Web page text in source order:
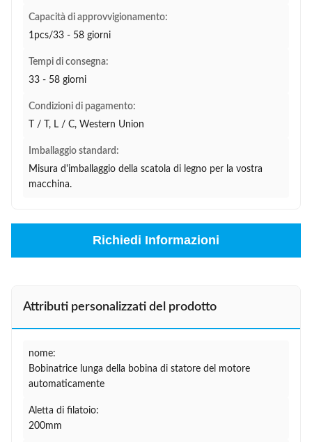
Capacità di approvvigionamento:
1pcs/33 - 58 giorni
Tempi di consegna:
33 - 58 giorni
Condizioni di pagamento:
T / T, L / C, Western Union
Imballaggio standard:
Misura d'imballaggio della scatola di legno per la vostra
macchina.
Richiedi Informazioni
Attributi personalizzati del prodotto
nome:
Bobinatrice lunga della bobina di statore del motore
automaticamente
Aletta di filatoio:
200mm